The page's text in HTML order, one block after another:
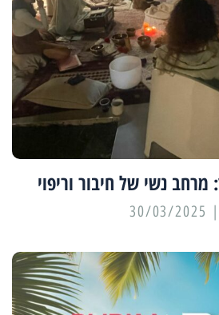
נשי של חיבור וריפוי